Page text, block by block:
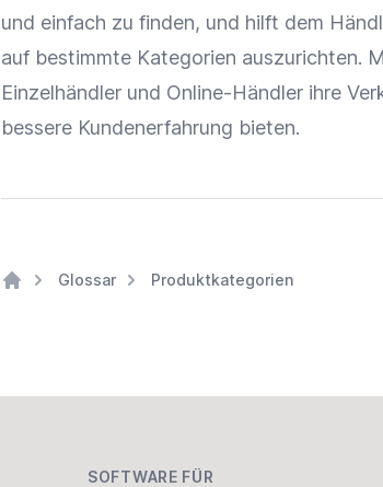
und einfach zu finden, und hilft dem
auf bestimmte Kategorien auszurichten.
Einzelhändler und Online-Händler ihre
bessere Kundenerfahrung bieten.
Glossar Produktkategorien
SOFTWARE FÜR